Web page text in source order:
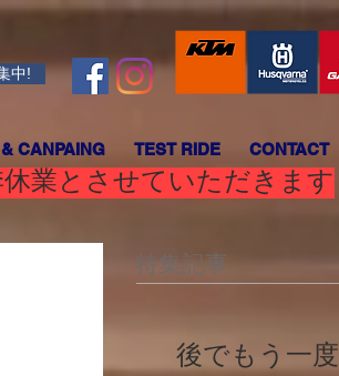
中!
CANPAING TEST RIDE CONTACT
業とさせていただきます
特集記事
後でもう一度